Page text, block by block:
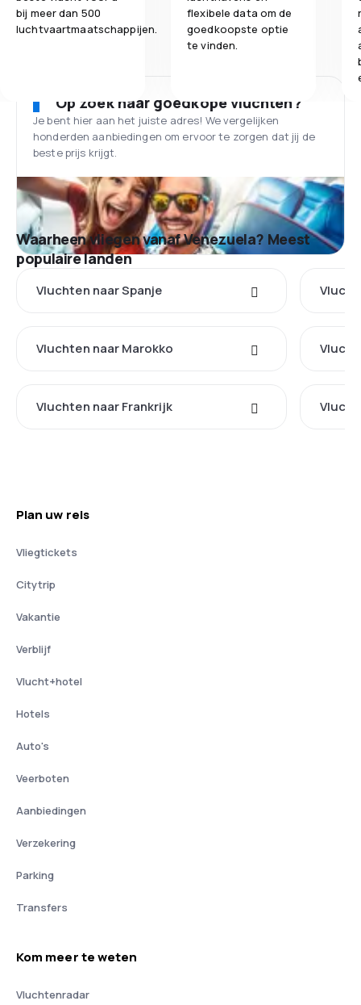
bij meer dan 500
luchtvaartmaatschappijen.
flexibele data om de
goedkoopste optie
te vinden.
Op zoek naar goedkope vluchten?
Je bent hier aan het juiste adres! We vergelijken
honderden aanbiedingen om ervoor te zorgen dat jij de
beste prijs krijgt.
Waarheen vliegen vanaf Venezuela? Meest
populaire landen
Vluchten naar Spanje
Vluchten naar Marokko
Vluchten naar Frankrijk
Plan uw reis
Vliegtickets
Citytrip
Vakantie
Verblijf
Vlucht+hotel
Hotels
Auto's
Veerboten
Aanbiedingen
Verzekering
Parking
Transfers
Kom meer te weten
Vluchtenradar